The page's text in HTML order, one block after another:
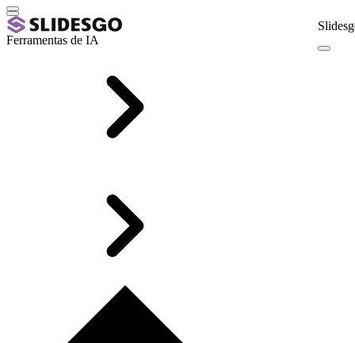
Ferramentas de IA